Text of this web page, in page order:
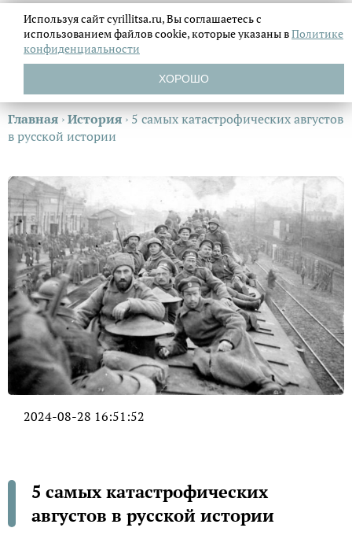
Главная ›История › 5 самых катастрофических августов
в русской истории
2024-08-28 16:51:52
5 самых катастрофических
августов в русской истории
Используя сайт cyrillitsa.ru, Вы соглашаетесь с
использованием файловcookie, которые указаны вПолитике
конфиденциальности
ХОРОШО